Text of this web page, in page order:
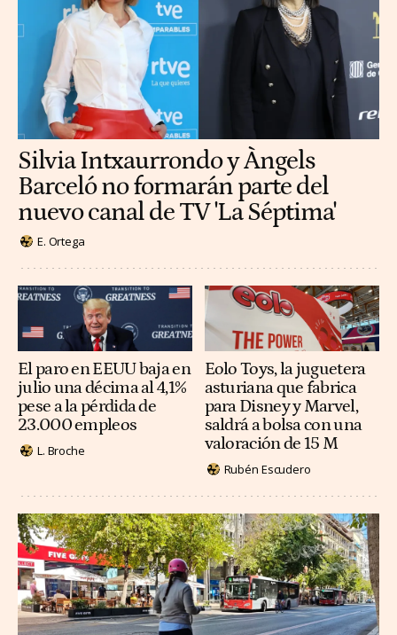
Silvia Intxaurrondo y Àngels
Barceló no formarán parte del
nuevo canal de TV 'La Séptima'
E. Ortega
El paro en EEUU baja en
julio una décima al 4,1%
pese a la pérdida de
23.000 empleos
L. Broche
Eolo Toys, la juguetera
asturiana que fabrica
para Disney y Marvel,
saldrá a bolsa con una
valoración de 15 M
Rubén Escudero